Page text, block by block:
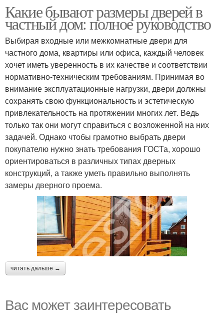
Какие бывают размеры дверей в
частный дом: полное руководство
Выбирая входные или межкомнатные двери для
частного дома, квартиры или офиса, каждый человек
хочет иметь уверенность в их качестве и соответствии
нормативно-техническим требованиям. Принимая во
внимание эксплуатационные нагрузки, двери должны
сохранять свою функциональность и эстетическую
привлекательность на протяжении многих лет. Ведь
только так они могут справиться с возложенной на них
задачей. Однако чтобы грамотно выбрать двери
покупателю нужно знать требования ГОСТа, хорошо
ориентироваться в различных типах дверных
конструкций, а также уметь правильно выполнять
замеры дверного проема.
читать дальше →
Вас может заинтересовать